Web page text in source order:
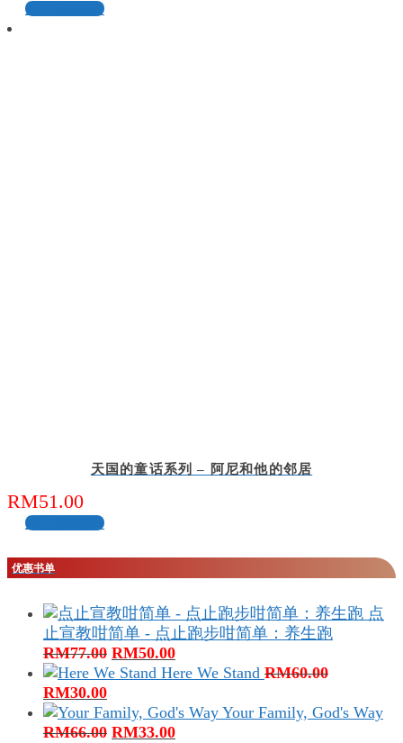
加入购物车
天国的童话系列 – 阿尼和他的邻居
RM51.00
加入购物车
优惠书单
点
止宣教咁简单 - 点止跑步咁简单：养生跑
RM77.00 原
价
RM77.00。
RM50.00当
前
格
为：
Here We Stand RM60.00
原
价
为：
RM30.00当
前
价
Your Family, God's Way
RM66.00 原
RM33.00当